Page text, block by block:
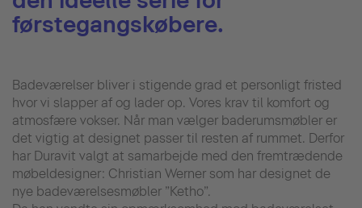
førstegangskøbere.
Badeværelser bliver i stigende grad et personligt fristed
hvor vi slapper af og lader op. Vores krav til komfort og
atmosfære vokser. Når man vælger baderumsmøbler er
det vigtig at designet passer til resten af rummet. Derfor
har Duravit valgt at samarbejde med den fremtrædende
møbeldesigner: Christian Werner som har designet de
nye badeværelsesmøbler ”Ketho”.